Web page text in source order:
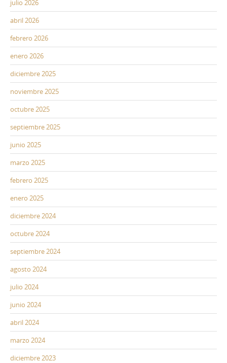
julio 2026
abril 2026
febrero 2026
enero 2026
diciembre 2025
noviembre 2025
octubre 2025
septiembre 2025
junio 2025
marzo 2025
febrero 2025
enero 2025
diciembre 2024
octubre 2024
septiembre 2024
agosto 2024
julio 2024
junio 2024
abril 2024
marzo 2024
diciembre 2023